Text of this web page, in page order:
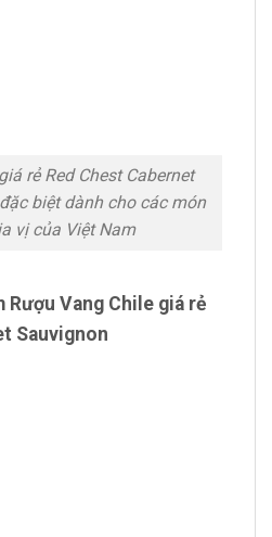
rẻ Red Chest Cabernet
biệt dành cho các món
vị của Việt Nam
Rượu Vang Chile giá rẻ
Sauvignon